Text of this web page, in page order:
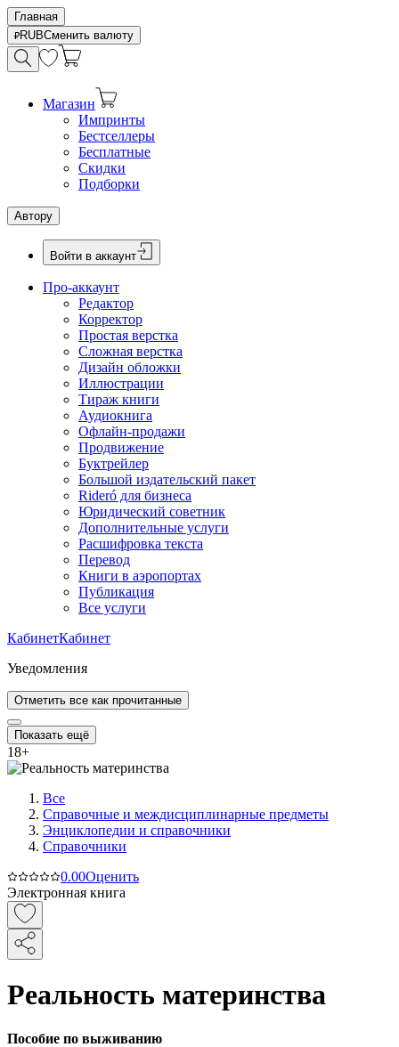
Главная
RUBСменить валюту
Магазин
Импринты
Бестселлеры
Бесплатные
Скидки
Подборки
Автору
Войти в аккаунт
Про-аккаунт
Редактор
Корректор
Простая верстка
Сложная верстка
Дизайн обложки
Иллюстрации
Тираж книги
Аудиокнига
Офлайн-продажи
Продвижение
Буктрейлер
Большой издательский пакет
Rideró для бизнеса
Юридический советник
Дополнительные услуги
Расшифровка текста
Перевод
Книги в аэропортах
Публикация
Все услуги
КабинетКабинет
Уведомления
Отметить все как прочитанные
Показать ещё
18+
Все
Справочные и междисциплинарные предметы
Энциклопедии и справочники
Справочники
0.00Оценить
Электронная книга
Реальность материнства
Пособие по выживанию